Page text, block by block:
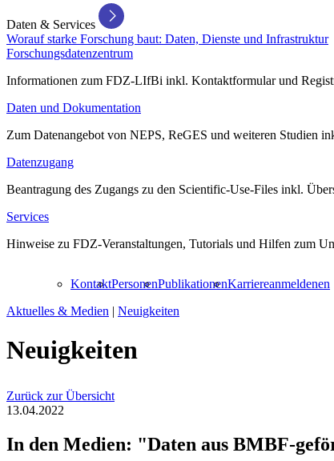
Daten & Services
Worauf starke Forschung baut: Daten, Dienste und Infrastruktur
Forschungsdatenzentrum
Informationen zum FDZ-LIfBi inkl. Kontaktformular und
Daten und Dokumentation
Zum Datenangebot von NEPS, ReGES und weiteren Studien
Datenzugang
Beantragung des Zugangs zu den Scientific-Use-Files inkl.
Services
Hinweise zu FDZ-Veranstaltungen, Tutorials und Hilfen zum
KontaktPersonenPublikationenKarriereanmeldenen
Aktuelles & Medien | Neuigkeiten
Neuigkeiten
Zurück zur Übersicht
13.04.2022
In den Medien: "Daten aus BMBF-